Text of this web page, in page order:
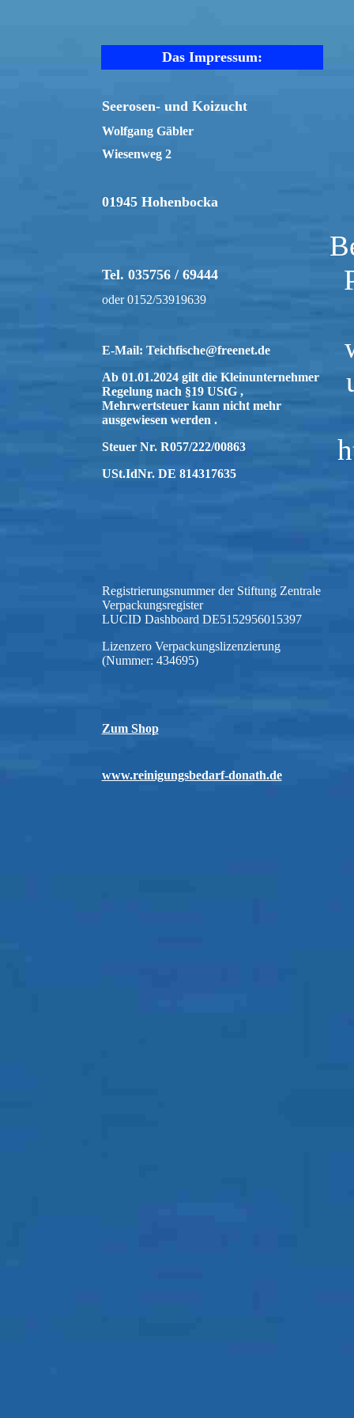
Das Impressum:
Seerosen- und Koizucht
Wolfgang Gäbler
Wiesenweg 2
01945 Hohenbocka
Tel. 035756 / 69444
oder 0152/53919639
E-Mail: Teichfische@freenet.de
Ab 01.01.2024 gilt die Kleinunternehmer
Regelung nach §19 UStG ,
Mehrwertsteuer kann nicht mehr
ausgewiesen werden .
Steuer Nr. R057/222/00863
USt.IdNr. DE 814317635
Registrierungsnummer der Stiftung Zentrale
Verpackungsregister
LUCID Dashboard DE5152956015397
Lizenzero Verpackungslizenzierung
(Nummer: 434695)
Zum Shop
www.reinigungsbedarf-donath.de